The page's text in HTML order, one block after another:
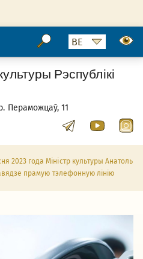
Пераможцаў, 11
Рэспублікі
2023 года Міністр культуры Анатоль
прамую тэлефонную лінію